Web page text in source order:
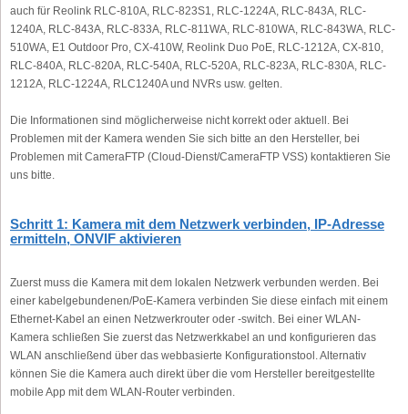
auch für Reolink RLC-810A, RLC-823S1, RLC-1224A, RLC-843A, RLC-
1240A, RLC-843A, RLC-833A, RLC-811WA, RLC-810WA, RLC-843WA, RLC-
510WA, E1 Outdoor Pro, CX-410W, Reolink Duo PoE, RLC-1212A, CX-810,
RLC-840A, RLC-820A, RLC-540A, RLC-520A, RLC-823A, RLC-830A, RLC-
1212A, RLC-1224A, RLC1240A und NVRs usw. gelten.
Die Informationen sind möglicherweise nicht korrekt oder aktuell. Bei
Problemen mit der Kamera wenden Sie sich bitte an den Hersteller, bei
Problemen mit CameraFTP (Cloud-Dienst/CameraFTP VSS) kontaktieren Sie
uns bitte.
Schritt 1: Kamera mit dem Netzwerk verbinden, IP-Adresse
ermitteln, ONVIF aktivieren
Zuerst muss die Kamera mit dem lokalen Netzwerk verbunden werden. Bei
einer kabelgebundenen/PoE-Kamera verbinden Sie diese einfach mit einem
Ethernet-Kabel an einen Netzwerkrouter oder -switch. Bei einer WLAN-
Kamera schließen Sie zuerst das Netzwerkkabel an und konfigurieren das
WLAN anschließend über das webbasierte Konfigurationstool. Alternativ
können Sie die Kamera auch direkt über die vom Hersteller bereitgestellte
mobile App mit dem WLAN-Router verbinden.